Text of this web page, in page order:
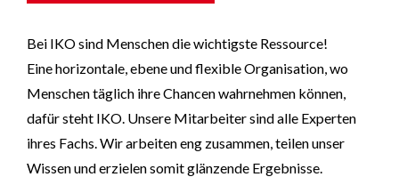
Bei IKO sind Menschen die wichtigste Ressource!
Eine horizontale, ebene und flexible Organisation, wo
Menschen täglich ihre Chancen wahrnehmen können,
dafür steht IKO. Unsere Mitarbeiter sind alle Experten
ihres Fachs. Wir arbeiten eng zusammen, teilen unser
Wissen und erzielen somit glänzende Ergebnisse.